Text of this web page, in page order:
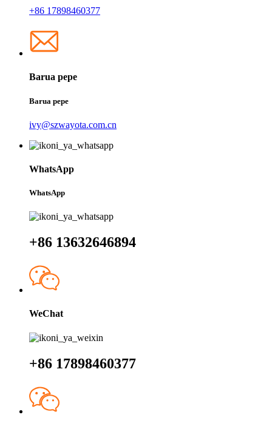
+86 17898460377
Barua pepe
Barua pepe
ivy@szwayota.com.cn
WhatsApp
WhatsApp
+86 13632646894
WeChat
+86 17898460377